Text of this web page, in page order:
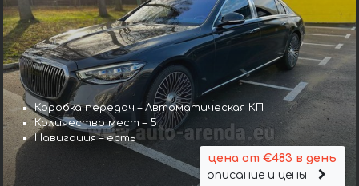
Коробка передач – Автоматическая КП
Количество мест – 5
Навигация – есть
цена от €483 в день
описание и цены